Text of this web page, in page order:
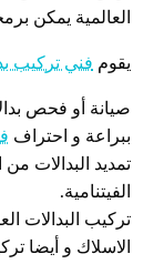
العالمية يمكن
يقوم فني تركيب
صيانة أو فحص
ببراعة و احتراف
تمديد البدالات من
الفيتنامية.
تركيب البدالات
الاسلاك و أيضا